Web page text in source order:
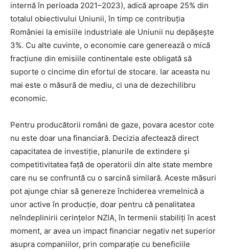
internă în perioada 2021–2023), adică aproape 25% din
totalul obiectivului Uniunii, în timp ce contribuția
României la emisiile industriale ale Uniunii nu depășește
3%. Cu alte cuvinte, o economie care generează o mică
fracțiune din emisiile continentale este obligată să
suporte o cincime din efortul de stocare. Iar aceasta nu
mai este o măsură de mediu, ci una de dezechilibru
economic.
Pentru producătorii români de gaze, povara acestor cote
nu este doar una financiară. Decizia afectează direct
capacitatea de investiție, planurile de extindere și
competitivitatea față de operatorii din alte state membre
care nu se confruntă cu o sarcină similară. Aceste măsuri
pot ajunge chiar să genereze închiderea vremelnică a
unor active în producție, doar pentru că penalitatea
neîndeplinirii cerințelor NZIA, în termenii stabiliți în acest
moment, ar avea un impact financiar negativ net superior
asupra companiilor, prin comparație cu beneficiile